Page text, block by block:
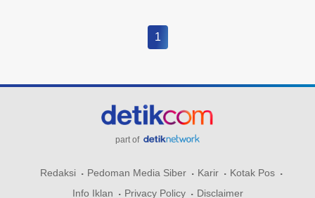
1
part of
Redaksi Pedoman Media Siber Karir
Kotak Pos
Info Iklan
Privacy Policy Disclaimer